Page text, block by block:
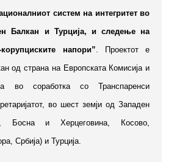
систем на интегритет во
Балкан и Турција, и следење на
напори” . Проектот е
од страна на Европската Комисија и
во соработка со Транспаренси
во шест земји од Западен
Босна и Херцеговина, Косово,
Србија) и Турција.